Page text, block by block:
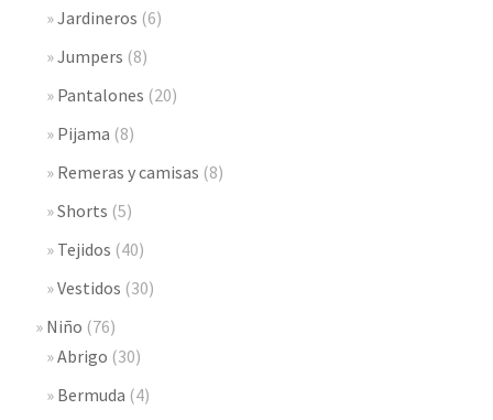
Jardineros (6)
Jumpers (8)
Pantalones (20)
Pijama (8)
Remeras y camisas (8)
Shorts (5)
Tejidos (40)
Vestidos (30)
Niño (76)
Abrigo (30)
Bermuda (4)